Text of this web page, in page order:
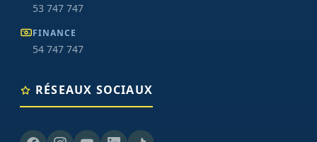
53 747 747
FINANCE
54 747 747
RÉSEAUX SOCIAUX